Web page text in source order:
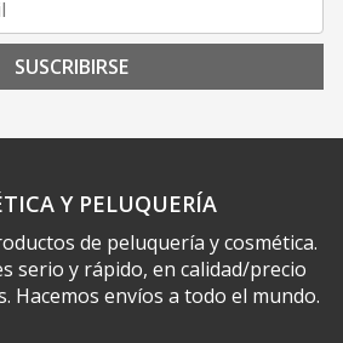
SUSCRIBIRSE
Y PELUQUERÍA
de peluquería y cosmética.
serio y rápido, en calidad/precio
Hacemos envíos a todo el mundo.